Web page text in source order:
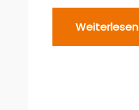
Weiterlesen